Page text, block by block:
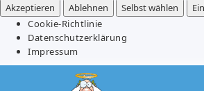
Akzeptieren
Ablehnen Selbst wählen
Cookie-Richtlinie
Datenschutzerklärung
Impressum